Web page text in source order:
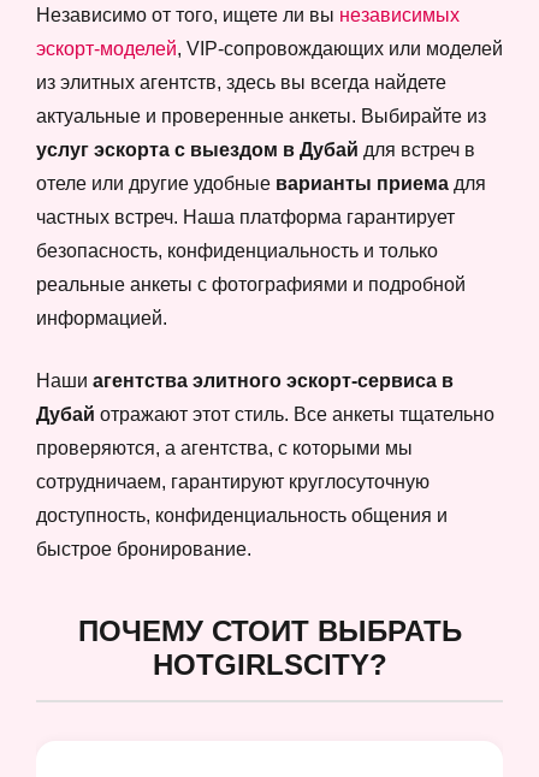
Независимо от того, ищете ли вы независимых
эскорт-моделей, VIP-сопровождающих или моделей
из элитных агентств, здесь вы всегда найдете
актуальные и проверенные анкеты. Выбирайте из
услуг эскорта с выездом в Дубай для встреч в
отеле или другие удобные варианты приема для
частных встреч. Наша платформа гарантирует
безопасность, конфиденциальность и только
реальные анкеты с фотографиями и подробной
информацией.
Наши агентства элитного эскорт-сервиса в
Дубай отражают этот стиль. Все анкеты тщательно
проверяются, а агентства, с которыми мы
сотрудничаем, гарантируют круглосуточную
доступность, конфиденциальность общения и
быстрое бронирование.
ПОЧЕМУ СТОИТ ВЫБРАТЬ
HOTGIRLSCITY?